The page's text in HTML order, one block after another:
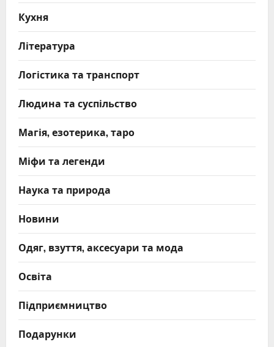
Кухня
Література
Логістика та транспорт
Людина та суспільство
Магія, езотерика, таро
Міфи та легенди
Наука та природа
Новини
Одяг, взуття, аксесуари та мода
Освіта
Підприємництво
Подарунки